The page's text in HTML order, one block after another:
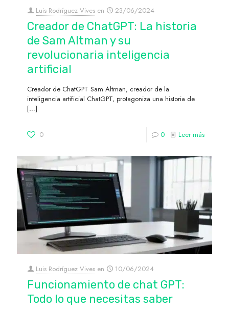
Luis Rodríguez Vives en 23/06/2024
Creador de ChatGPT: La historia
de Sam Altman y su
revolucionaria inteligencia
artificial
Creador de ChatGPT Sam Altman, creador de la
inteligencia artificial ChatGPT, protagoniza una historia de
[…]
0 0 Leer más
Luis Rodríguez Vives en 10/06/2024
Funcionamiento de chat GPT:
Todo lo que necesitas saber